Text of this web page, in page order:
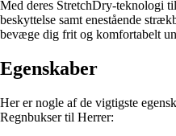
Med deres StretchDry-teknologi
beskyttelse samt enestående
bevæge dig frit og komfortabelt
Egenskaber
Her er nogle af de vigtigste
Regnbukser til Herrer: